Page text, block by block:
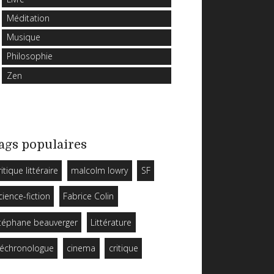
Méditation
Musique
Philosophie
Zen
populaires
littéraire malcolm lowry SF
fiction Fabrice Colin
beauverger Littérature
cinema critique